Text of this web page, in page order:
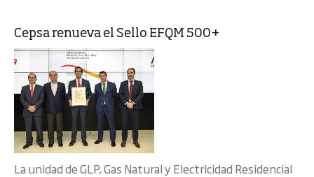
Cepsa renueva el Sello EFQM 500+
La unidad de GLP, Gas Natural y Electricidad Residencial